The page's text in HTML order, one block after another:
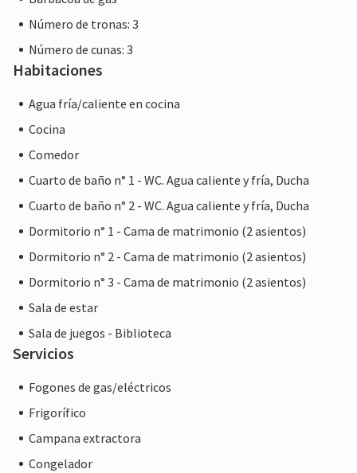
Número de tronas: 3
Número de cunas: 3
Habitaciones
Agua fría/caliente en cocina
Cocina
Comedor
Cuarto de baño n° 1 - WC. Agua caliente y fría, Ducha
Cuarto de baño n° 2 - WC. Agua caliente y fría, Ducha
Dormitorio n° 1 - Cama de matrimonio (2 asientos)
Dormitorio n° 2 - Cama de matrimonio (2 asientos)
Dormitorio n° 3 - Cama de matrimonio (2 asientos)
Sala de estar
Sala de juegos - Biblioteca
Servicios
Fogones de gas/eléctricos
Frigorífico
Campana extractora
Congelador